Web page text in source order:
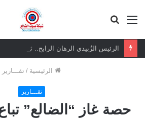
القائمة
الرئيسية / تقـــارير
تقـــارير
حصة غاز “الضالع”